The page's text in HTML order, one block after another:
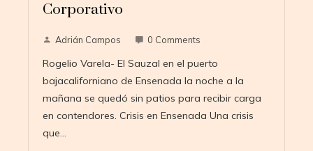
Corporativo
Adrián Campos 0 Comments
Rogelio Varela- El Sauzal en el puerto
bajacaliforniano de Ensenada la noche a la
mañana se quedó sin patios para recibir carga
en contendores. Crisis en Ensenada Una crisis
que…